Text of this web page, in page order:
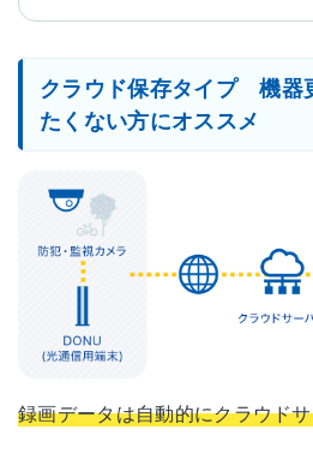
クラウド保存タイプ 機器
たくない方にオススメ
録画データは自動的にクラウド